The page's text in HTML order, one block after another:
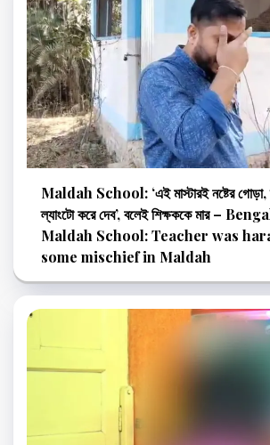
Maldah School: ‘এই মাস্টারই নষ্টের
ল্যাংটো করে দেব’, বলেই শিক্ষককে মার –
Maldah School: Teacher was
some mischief in Maldah